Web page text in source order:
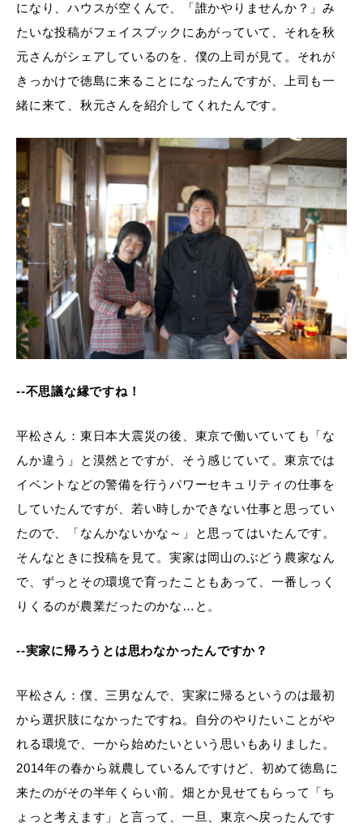
になり、ハウスが空くんで、「誰かやりませんか？」み
たいな投稿がフェイスブックにあがっていて、それを秋
元さんがシェアしているのを、僕の上司が見て。それが
きっかけで徳島に来ることになったんですが、上司も一
緒に来て、秋元さんを紹介してくれたんです。
--不思議な縁ですね！
平松さん：東日本大震災の後、東京で働いていても「な
んか違う」と漠然とですが、そう感じていて。東京では
イベントなどの警備を行うパワーセキュリティの仕事を
していたんですが、若い時しかできない仕事と思ってい
たので、「なんかないかな～」と思ってはいたんです。
そんなときに投稿を見て。実家は岡山のぶどう農家なん
で、ずっとその環境で育ったこともあって、一番しっく
りくるのが農業だったのかな…と。
--実家に帰ろうとは思わなかったんですか？
平松さん：僕、三男なんで、実家に帰るというのは最初
から選択肢になかったですね。自分のやりたいことがや
れる環境で、一から始めたいという思いもありました。
2014年の春から就農しているんですけど、初めて徳島に
来たのがその半年くらい前。畑とか見せてもらって「ち
ょっと考えます」と言って、一旦、東京へ戻ったんです